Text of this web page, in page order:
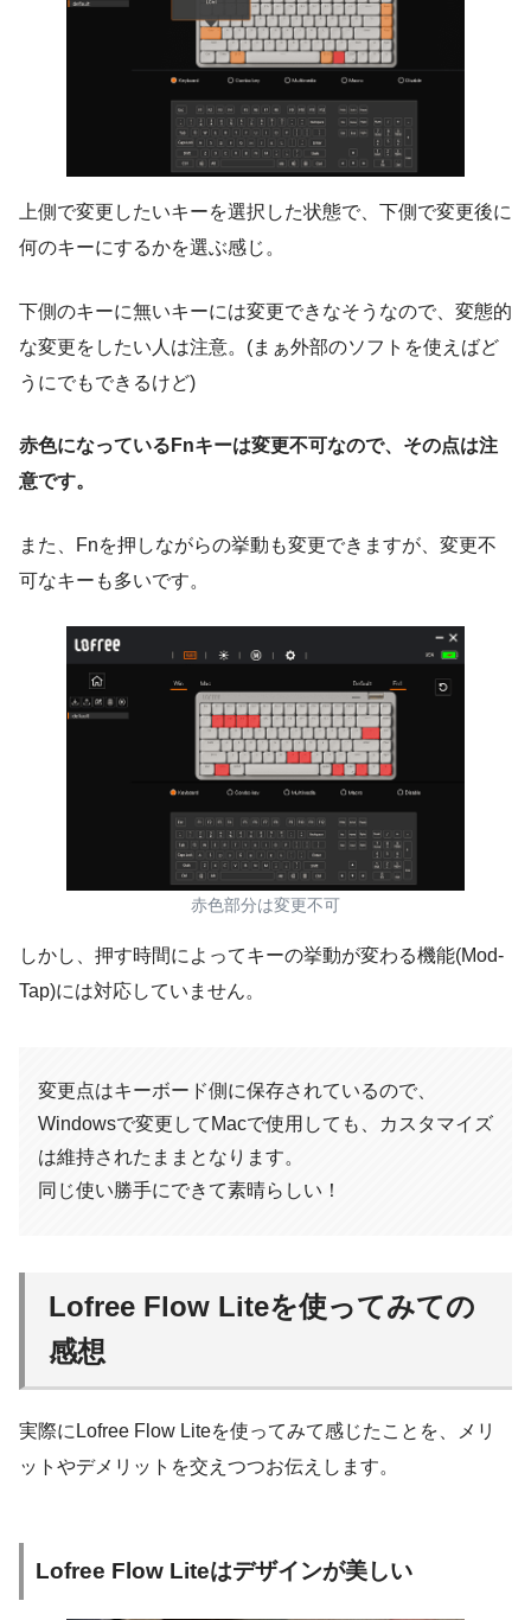
上側で変更したいキーを選択した状態で、下側で変更後に
何のキーにするかを選ぶ感じ。
下側のキーに無いキーには変更できなそうなので、変態的
な変更をしたい人は注意。(まぁ外部のソフトを使えばど
うにでもできるけど)
赤色になっているFnキーは変更不可なので、その点は注
意です。
また、Fnを押しながらの挙動も変更できますが、変更不
可なキーも多いです。
赤色部分は変更不可
しかし、押す時間によってキーの挙動が変わる機能(Mod-
Tap)には対応していません。
変更点はキーボード側に保存されているので、
Windowsで変更してMacで使用しても、カスタマイズ
は維持されたままとなります。
同じ使い勝手にできて素晴らしい！
Lofree Flow Liteを使ってみての
感想
実際にLofree Flow Liteを使ってみて感じたことを、メリ
ットやデメリットを交えつつお伝えします。
Lofree Flow Liteはデザインが美しい